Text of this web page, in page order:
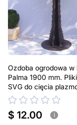
Ozdoba ogrodowa w
Palma 1900 mm. Pliki
SVG do cięcia
laserowego.
podwórko
$ 12.00 i